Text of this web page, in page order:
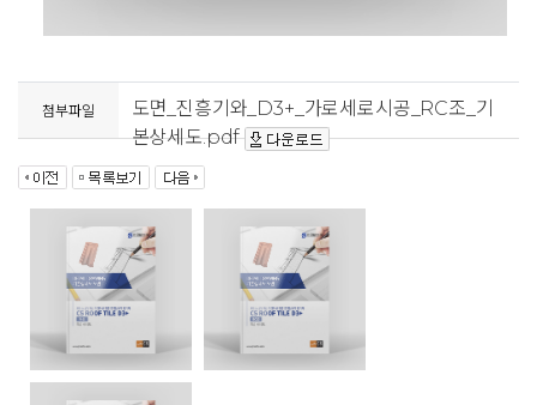
첨부파일
도면_진흥기와_D3+_가로세로시공_RC조_기
본상세도.pdf